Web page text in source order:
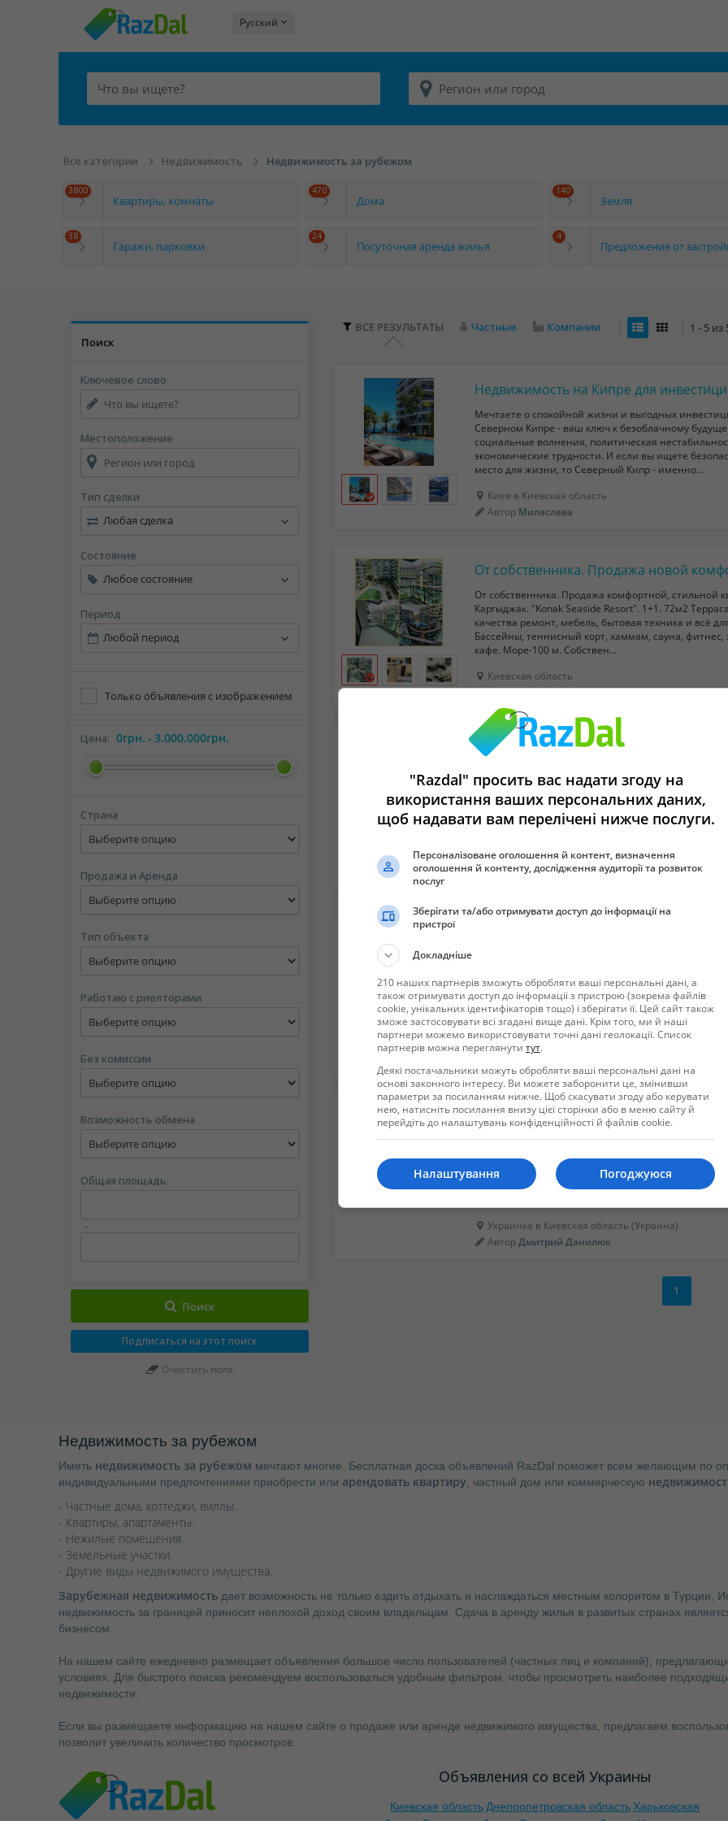
Русский
Все категории Недвижимость Недвижимость за рубежом
Квартиры, комнаты
3800
Дома
470
Земля
140
Гаражи, парковки
38
Посуточная аренда жилья
24
Предложения от
4
ВСЕ РЕЗУЛЬТАТЫ Частные Компании 1 - 5
Мечтаете о спокойной жизни и выгодных
Северном Кипре - ваш ключ к безоблачному
социальные волнения, политическая
экономические трудности. И если вы ищете
место для жизни, то Северный Кипр - именно...
Киев в Киевская область
Автор Миласлава
От собственника. Продажа комфортной, стильной
Каргыджак. "Konak Seaside Resort". 1+1. 72м2
качества ремонт, мебель, бытовая техника и всё
Бассейны, теннисный корт, хаммам, сауна, фитнес,
кафе. Море-100 м. Собствен...
Киевская область
АвторVillir
Жилой комплекс состоит из одного 12-ти этажного
тихом районе уютного поселка Махмутлар на
расстоянии всего 200 м от центральной точки
главная улица Барбарос, на которой
магазины, рестораны и зн...
Киев в Киевская область
АвторБекир Коркутан
Уютная квартира в центре Праги Квартира после
полностью меблирована, находится в 10 минутах
площади. Есть кухня, установлены новые
электрические обогреватели. В ванной комнате
ещё один туалет отдельно. Окн...
Харьков в Харьковская область
Земельный участок с капитальными
Продажа Земельный участок с капитальными
гектар. Строения 5 гектар. Земля расположена в
Влоцлавека в Куявско-Поморском воеводстве.
ознакомительный характер. Точную информацию
Украинка в Киевская область (Украина)
АвторДмитрий Данилюк
1
Поиск
Ключевое слово
Местоположение
Тип сделки
Любая сделка
Состояние
Любое состояние
Период
Любой период
Только объявления с изображением
Цена: 0грн. - 3.000.000грн.
Страна
Продажа и Аренда
Тип объекта
Работаю с риелторами
Без комиссии
Возможность обмена
Общая площадь
-
Поиск
Подписаться на этот поиск
Очистить поля
Недвижимость за рубежом
Иметь недвижимость за рубежом мечтают многие. Бесплатная доска объявлений RazDal поможет всем желающим по
индивидуальными предпочтениями приобрести или арендовать квартиру , частный дом или коммерческую
- Частные дома, коттеджи, виллы.
- Квартиры, апартаменты.
- Нежилые помещения.
- Земельные участки.
- Другие виды недвижимого имущества.
Зарубежная недвижимость дает возможность не только ездить отдыхать и наслаждаться местным колоритом в Турции,
недвижимость за границей приносит неплохой доход своим владельцам. Сдача в аренду жилья в развитых странах
бизнесом.
На нашем сайте ежедневно размещает объявления большое число пользователей (частных лиц и компаний),
условиях. Для быстрого поиска рекомендуем воспользоваться удобным фильтром, чтобы просмотреть наиболее
недвижимости.
Если вы размещаете информацию на нашем сайте о продаже или аренде недвижимого имущества, предлагаем
позволит увеличить количество просмотров.
Объявления со всей Украины
Киевская область Днепропетровская область Харьковская
"Razdal" просить вас надати згоду на
використання ваших персональних даних,
щоб надавати вам перелічені нижче послуги.
Персоналізоване оголошення й контент, визначення
оголошення й контенту, дослідження аудиторії та розвиток
послуг
Зберігати та/або отримувати доступ до інформації на
пристрої
Докладніше
210 наших партнерів зможуть обробляти ваші персональні дані, а
також отримувати доступ до інформації з пристрою (зокрема файлів
cookie, унікальних ідентифікаторів тощо) і зберігати її. Цей сайт також
зможе застосовувати всі згадані вище дані. Крім того, ми й наші
партнери можемо використовувати точні дані геолокації. Список
партнерів можна переглянути тут.
Деякі постачальники можуть обробляти ваші персональні дані на
основі законного інтересу. Ви можете заборонити це, змінивши
параметри за посиланням нижче. Щоб скасувати згоду або керувати
нею, натисніть посилання внизу цієї сторінки або в меню сайту й
перейдіть до налаштувань конфіденційності й файлів cookie.
Погоджуюся
Налаштування